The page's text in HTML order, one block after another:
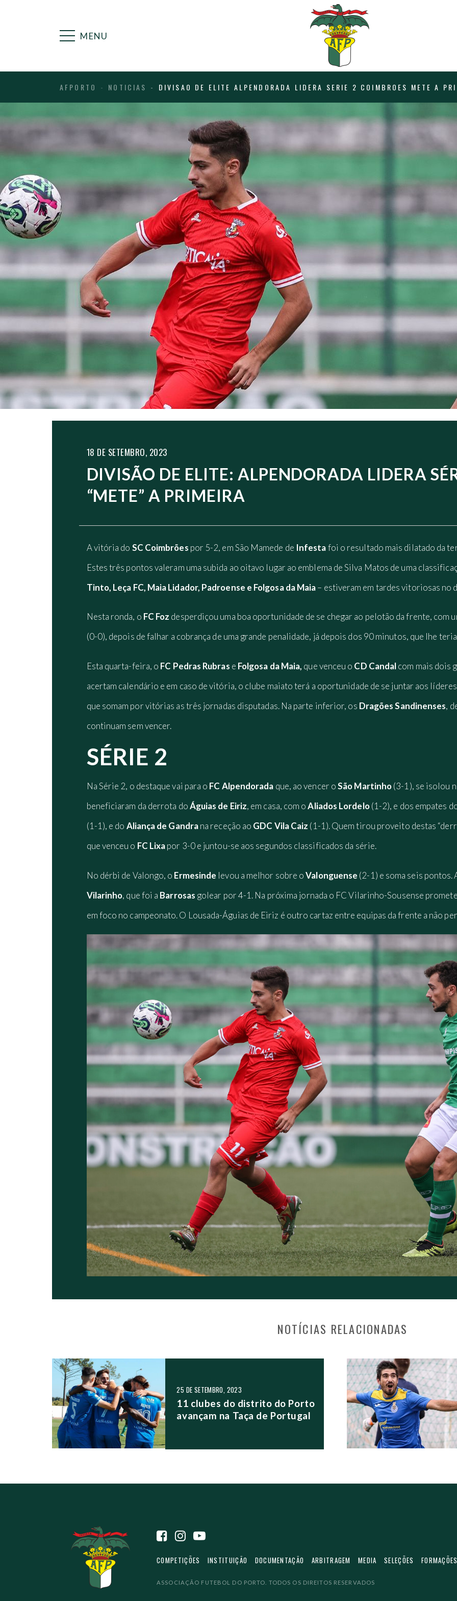
MENU
AFPORTO NOTICIAS DIVISAO DE ELITE ALPENDORADA LIDERA SERIE 2 COIMBROES METE A
18 DE SETEMBRO, 2023
DIVISÃO DE ELITE: ALPENDORADA LIDERA
“METE” A PRIMEIRA
A vitória do SC Coimbrões por 5-2, em São Mamede de Infestafoi o resultado mais dilatado da
Estes três pontos valeram uma subida ao oitavo lugar ao emblema de Silva Matos de uma
Tinto, Leça FC, Maia Lidador, Padroense e Folgosa da Maia– estiveram em tardes vitoriosas no
Nesta ronda, o FC Foz desperdiçou uma boa oportunidade de se chegar ao pelotão da frente, com
(0-0), depois de falhar a cobrança de uma grande penalidade, já depois dos 90 minutos, que lhe
Esta quarta-feira, o FC Pedras Rubras e Folgosa da Maia, que venceu o CD Candalcom mais dois
acertam calendário e em caso de vitória, o clube maiato terá a oportunidade de se juntar aos
que somam por vitórias as três jornadas disputadas. Na parte inferior, os Dragões Sandinenses,
continuam sem vencer.
SÉRIE 2
Na Série 2, o destaque vai para o FC Alpendorada que, ao vencer oSão Martinho(3-1), se isolou
beneficiaram da derrota doÁguias de Eiriz, em casa, com oAliados Lordelo(1-2), e dos empates
(1-1), e do Aliança de Gandrana receção ao GDC Vila Caiz (1-1). Quem tirou proveito destas
que venceu o FC Lixapor 3-0 e juntou-se aos segundos classificados da série.
No dérbi de Valongo, o Ermesinde levou a melhor sobre oValonguense (2-1) e soma seis pontos.
Vilarinho, que foi a Barrosas golear por 4-1. Na próxima jornada o FC Vilarinho-Sousense
em foco no campeonato. O Lousada-Águias de Eiriz é outro cartaz entre equipas da frente a não
NOTÍCIAS RELACIONADAS
NAVEGAÇÃO NOS POSTS
25 DE SETEMBRO, 2023
11 clubes do distrito do Porto
avançam na Taça de Portugal
COMPETIÇÕES INSTITUIÇÃO DOCUMENTAÇÃO ARBITRAGEM MEDIA SELEÇÕES
ASSOCIAÇÃO FUTEBOL DO PORTO. TODOS OS DIREITOS RESERVADOS